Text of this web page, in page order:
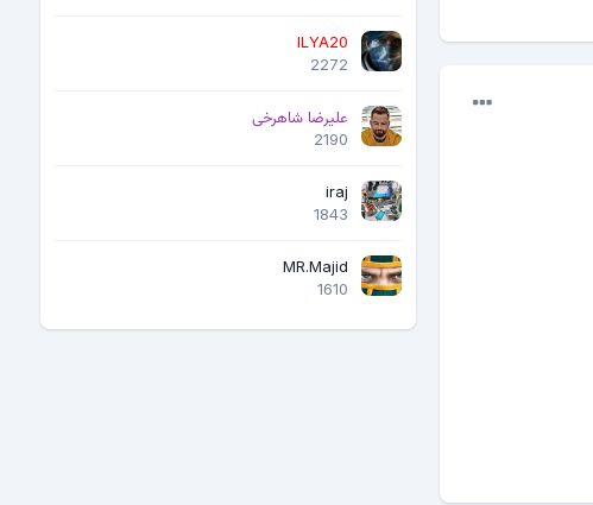
ILYA20
2272
علیرضا شاهرخی
2190
iraj
1843
MR.Majid
1610